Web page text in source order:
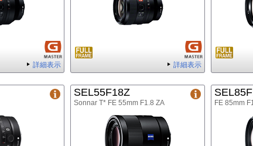
詳細表示 詳細表示
SEL55F18Z
Sonnar T* FE 55mm F1.8 ZA FE 85mm